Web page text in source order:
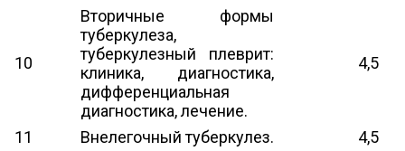
10
Вторичные формы
туберкулеза,
туберкулезный плеврит:
клиника, диагностика,
дифференциальная
диагностика, лечение.
4,5
11 Внелегочный туберкулез. 4,5